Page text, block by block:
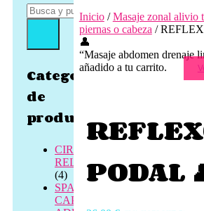
Inicio/Masaje zonal alivio
piernas o cabeza /
👤
“Masaje abdomen drenaje
añadido a tu carrito.
PODAL
Categorías
de
producto
CIRCUITOS
RELAX
(4)
SPA
CAPILAR